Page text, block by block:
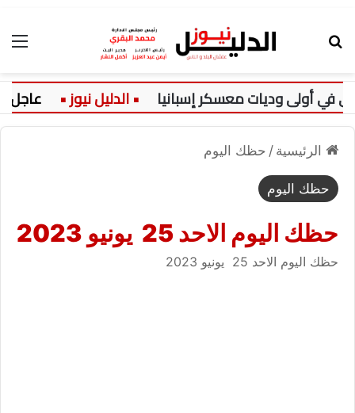
أولى وديات معسكر إسبانيا عاجل:
الرئيسية / حظك اليوم
حظك اليوم
حظك اليوم الاحد 25 يونيو 2023
حظك اليوم الاحد 25 يونيو 2023